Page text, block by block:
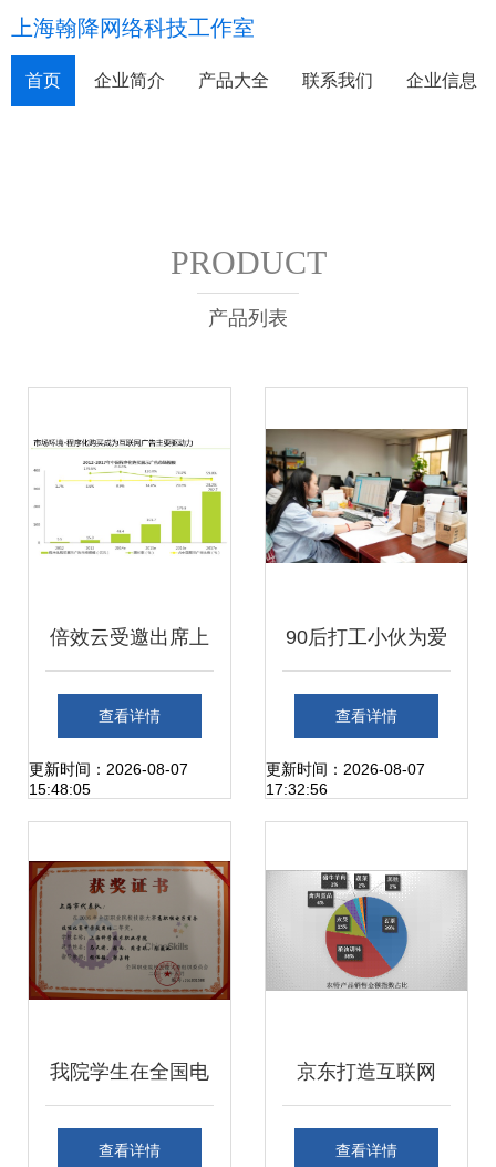
上海翰降网络科技工作室
首页 企业简介 产品大全 联系我们 企业信息
PRODUCT
产品列表
倍效云受邀出席上
海计算机协会大数
据营销沙龙会议，
查看详情
更新时间：2026-08-07
15:48:05
90后打工小伙为爱
创业，借助苏宁拼
购半年辣椒粉销售
查看详情
更新时间：2026-08-07
17:32:56
我院学生在全国电
子商务技能大赛中
查看详情
京东打造互联网
+立体扶贫体系 智
查看详情